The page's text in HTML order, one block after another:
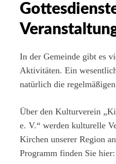
In der Gemeinde gibt es
Aktivitäten. Ein
natürlich die
Über den Kulturverein
e. V.“ werden kulturelle
Kirchen unserer Region
Programm finden Sie hier: